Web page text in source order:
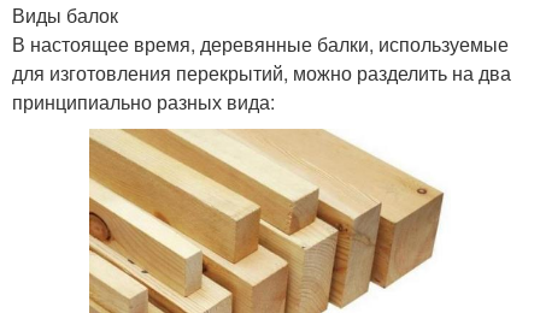
Виды балок
В настоящее время, деревянные балки, используемые
для изготовления перекрытий, можно разделить на два
принципиально разных вида: